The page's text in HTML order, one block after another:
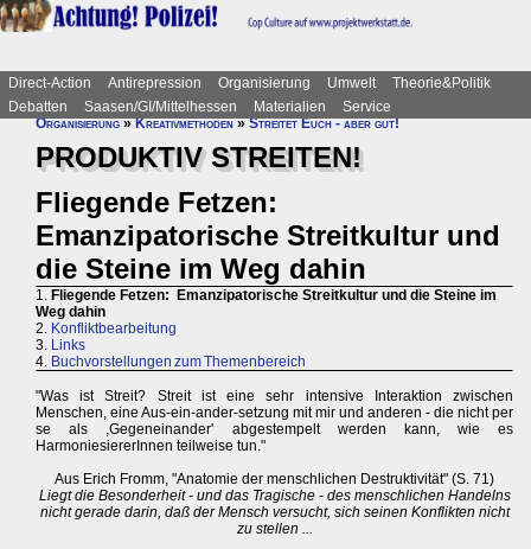
Direct-Action Antirepression Organisierung Umwelt
Theorie&Politik
Debatten
Saasen/GI/Mittelhessen Materialien
Service
Organisierung»Kreativmethoden»Streitet Euch - aber gut!
PRODUKTIV STREITEN!
Fliegende Fetzen:
Emanzipatorische Streitkultur und
die Steine im Weg dahin
1. Fliegende Fetzen: Emanzipatorische Streitkultur und die Steine im
Weg dahin
2. Konfliktbearbeitung
3. Links
4. Buchvorstellungen zum Themenbereich
"Was ist Streit? Streit ist eine sehr intensive Interaktion zwischen
Menschen, eine Aus-ein-ander-setzung mit mir und anderen - die nicht per
se als ,Gegeneinander' abgestempelt werden kann, wie es
HarmoniesiererInnen teilweise tun."
Aus Erich Fromm, "Anatomie der menschlichen Destruktivität" (S. 71)
Liegt die Besonderheit - und das Tragische - des menschlichen Handelns
nicht gerade darin, daß der Mensch versucht, sich seinen Konflikten nicht
zu stellen ...